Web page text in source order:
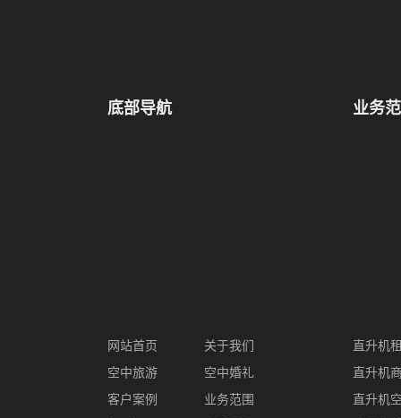
底部导航
网站首页
关于我们
空中旅游
空中婚礼
客户案例
业务范围
业务
直升机
直升机
直升机